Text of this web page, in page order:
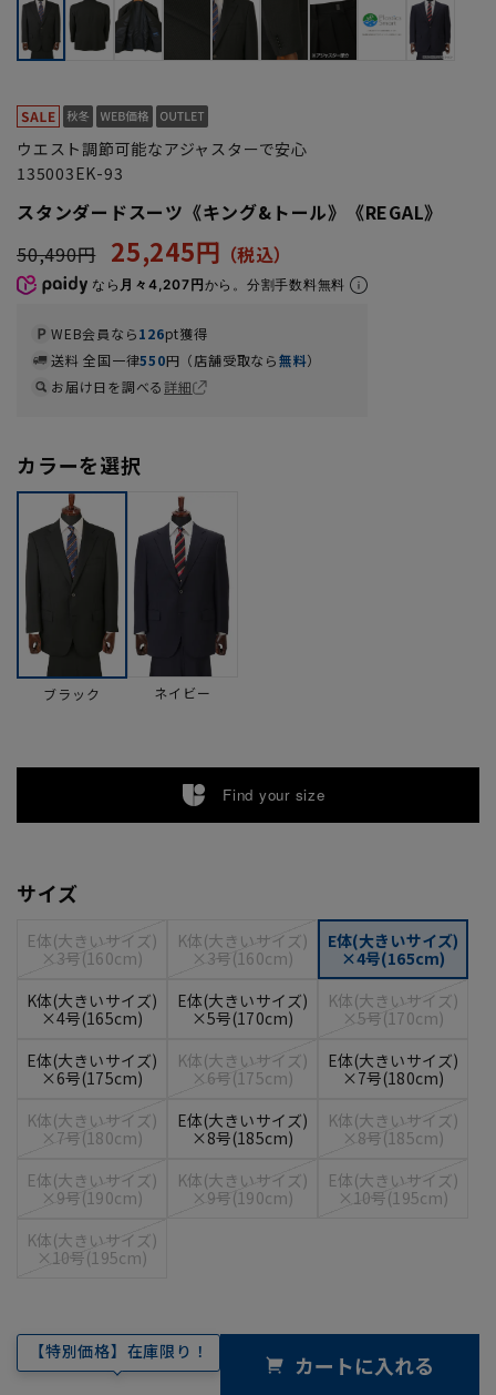
ウエスト調節可能なアジャスターで安心
135003EK-93
スタンダードスーツ《キング&トール》《REGAL》
50,490円
25,245円
なら 月々4,207円から。分割手数料無料
WEB会員なら126pt獲得
送料 全国一律550円（店舗受取なら無料）
お届け日を調べる詳細
カラーを選択
ブラック ネイビー
Find your size
サイズ
E体(大きいサイズ)
×3号(160cm)
K体(大きいサイズ)
×3号(160cm)
E体(大きいサイズ)
×4号(165cm)
K体(大きいサイズ)
×4号(165cm)
E体(大きいサイズ)
×5号(170cm)
K体(大きいサイズ)
×5号(170cm)
E体(大きいサイズ)
×6号(175cm)
K体(大きいサイズ)
×6号(175cm)
E体(大きいサイズ)
×7号(180cm)
K体(大きいサイズ)
×7号(180cm)
E体(大きいサイズ)
×8号(185cm)
K体(大きいサイズ)
×8号(185cm)
E体(大きいサイズ)
×9号(190cm)
K体(大きいサイズ)
×9号(190cm)
E体(大きいサイズ)
×10号(195cm)
K体(大きいサイズ)
×10号(195cm)
【特別価格】在庫限り！ カートに入れる